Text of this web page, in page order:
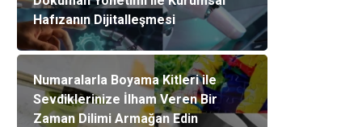
Hafızanın Dijitalleşmesi
Numaralarla Boyama Kitleri ile
Sevdiklerinize İlham Veren Bir
Zaman Dilimi Armağan Edin